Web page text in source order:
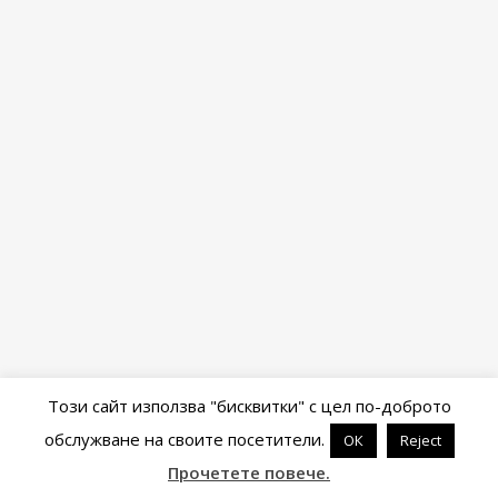
Powered byWordPress&Portfolio .
Този сайт използва "бисквитки" с цел по-доброто
обслужване на своите посетители.
ОК Reject
Прочетете повече.